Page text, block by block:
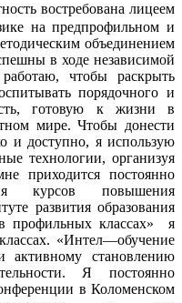
востребована лицеем
на предпрофильном и
объединением
в ходе независимой
чтобы раскрыть
порядочного и
готовую к жизни в
мире. Чтобы донести
и доступно, я использую
технологии, организуя
приходится постоянно
курсов повышения
развития образования
профильных классах» я
«Интел—обучение
активному становлению
Я постоянно
в Коломенском